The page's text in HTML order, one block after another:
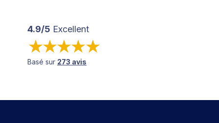
4.9/5 Excellent
Basé sur 273 avis